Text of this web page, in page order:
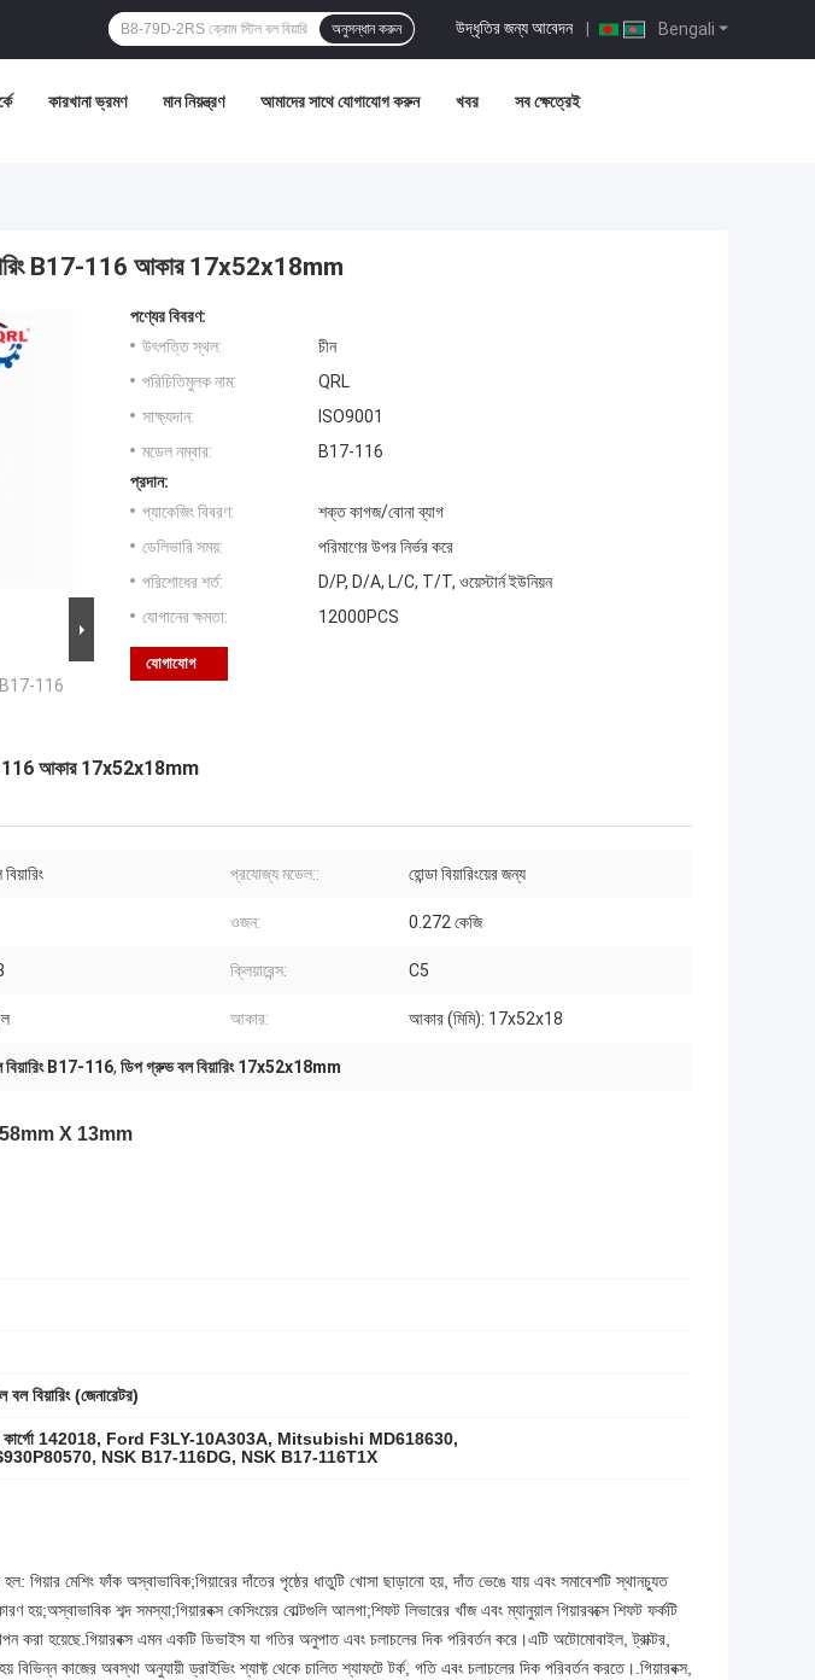
Bengali
উদ্ধৃতির জন্য আবেদন |
অনুসন্ধান করুন
কারখানা ভ্রমণ মান নিয়ন্ত্রণ আমাদের সাথে যোগাযোগ করুন খবর সব ক্ষেত্রেই
B17-116 আকার 17x52x18mm
B17-116
পণ্যের বিবরণ:
উৎপত্তি স্থল:
চীন
পরিচিতিমুলক নাম:
QRL
সাক্ষ্যদান:
ISO9001
মডেল নম্বার:
B17-116
প্রদান:
প্যাকেজিং বিবরণ:
শক্ত কাগজ/বোনা ব্যাগ
ডেলিভারি সময়:
পরিমাণের উপর নির্ভর করে
পরিশোধের শর্ত:
D/P, D/A, L/C, T/T, ওয়েস্টার্ন ইউনিয়ন
যোগানের ক্ষমতা:
12000PCS
যোগাযোগ
116 আকার 17x52x18mm
প্রযোজ্য মডেল:: হোন্ডা বিয়ারিংয়ের জন্য
ওজন: 0.272 কেজি
ক্লিয়ারেন্স: C5
আকার: আকার (মিমি): 17x52x18
B17-116, ডিপ গ্রুভ বল বিয়ারিং 17x52x18mm
58mm X 13mm
বল বিয়ারিং (জেনারেটর)
কার্গো 142018, Ford F3LY-10A303A, Mitsubishi MD618630,
NSK B17-116DG, NSK B17-116T1X
হল: গিয়ার মেশিং ফাঁক অস্বাভাবিক;গিয়ারের দাঁতের পৃষ্ঠের ধাতুটি খোসা ছাড়ানো হয়, দাঁত ভেঙে যায় এবং সমাবেশটি স্থানচ্যুত
হয়;অস্বাভাবিক শব্দ সমস্যা;গিয়ারবক্স কেসিংয়ের বোল্টগুলি আলগা;শিফট লিভারের খাঁজ এবং ম্যানুয়াল গিয়ারবক্সে শিফট ফর্কটি
করা হয়েছে.গিয়ারবক্স এমন একটি ডিভাইস যা গতির অনুপাত এবং চলাচলের দিক পরিবর্তন করে।এটি অটোমোবাইল, ট্রাক্টর,
বিভিন্ন কাজের অবস্থা অনুযায়ী ড্রাইভিং শ্যাফ্ট থেকে চালিত শ্যাফটে টর্ক, গতি এবং চলাচলের দিক পরিবর্তন করতে।.গিয়ারবক্স,